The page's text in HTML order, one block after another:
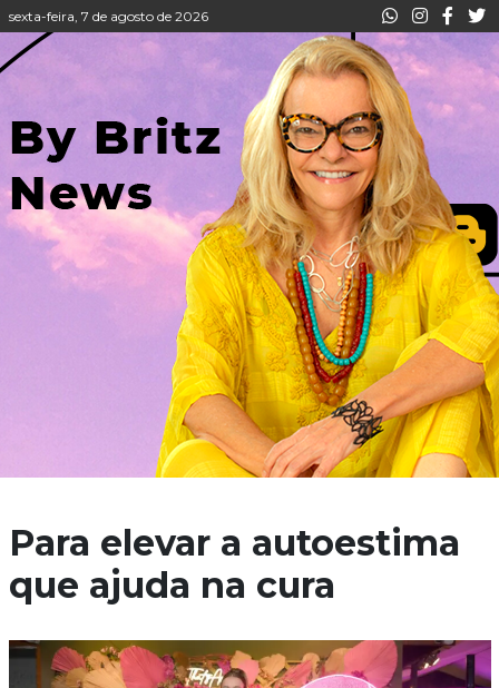
sexta-feira, 7 de agosto de 2026
Para elevar a autoestima
que ajuda na cura